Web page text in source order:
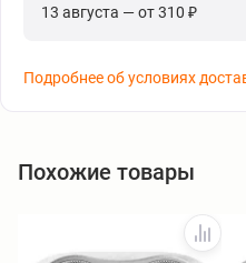
13 августа — от 310 ₽
Подробнее об условиях
Похожие товары